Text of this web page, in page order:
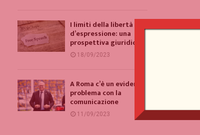
I limiti della libertà
d’espressione: una
prospettiva giuridica
18/09/2023
A Roma c’è un evidente
problema con la
comunicazione
11/09/2023